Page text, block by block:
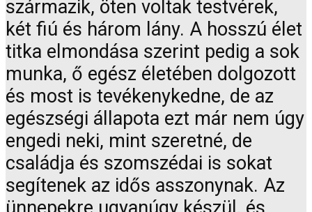
származik, öten voltak testvérek,
két fiú és három lány. A hosszú élet
titka elmondása szerint pedig a sok
munka, ő egész életében dolgozott
és most is tevékenykedne, de az
egészségi állapota ezt már nem úgy
engedi neki, mint szeretné, de
családja és szomszédai is sokat
segítenek az idős asszonynak. Az